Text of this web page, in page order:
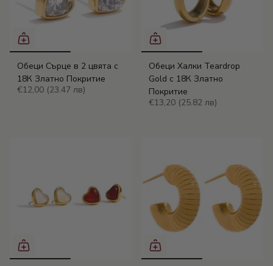
Обеци Сърце в 2 цвята с
18К Златно Покритие
€12,00 (23.47 лв)
Обеци Халки Teardrop
Gold с 18К Златно
Покритие
€13,20 (25.82 лв)